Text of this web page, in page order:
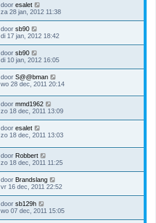
door esalet
za 28 jan, 2012 11:38
door sb90
di 17 jan, 2012 18:42
door sb90
di 10 jan, 2012 16:05
door S@@bman
wo 28 dec, 2011 20:14
door mmd1962
zo 18 dec, 2011 13:09
door esalet
zo 18 dec, 2011 13:03
door Robbert
zo 18 dec, 2011 11:25
door Brandslang
vr 16 dec, 2011 22:52
door sb129h
wo 07 dec, 2011 15:05